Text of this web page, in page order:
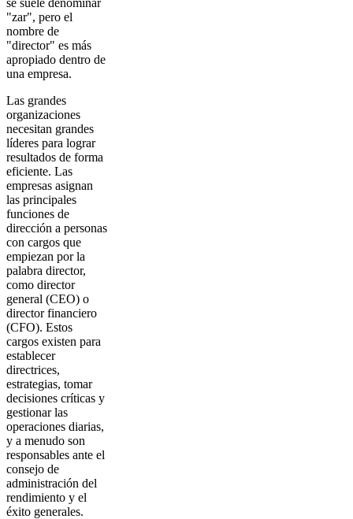
"zar", pero el
nombre de
"director" es más
apropiado dentro de
una empresa.
Las grandes
organizaciones
necesitan grandes
líderes para lograr
resultados de forma
eficiente. Las
empresas asignan
las principales
funciones de
dirección a personas
con cargos que
empiezan por la
palabra director,
como director
general (CEO) o
director financiero
(CFO). Estos
cargos existen para
establecer
directrices,
estrategias, tomar
decisiones críticas y
gestionar las
operaciones diarias,
y a menudo son
responsables ante el
consejo de
administración del
rendimiento y el
éxito generales.